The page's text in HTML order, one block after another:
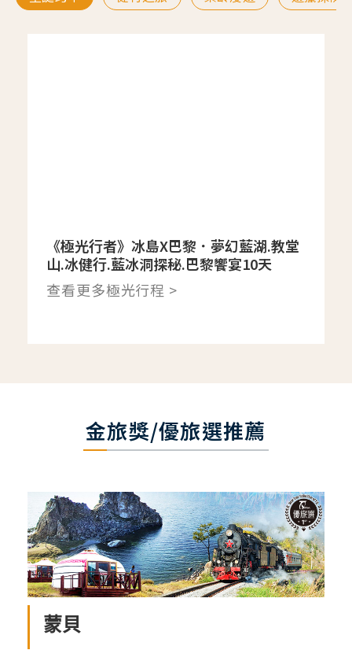
《極光行者》冰島X巴黎．夢幻藍湖.教堂
山.冰健行.藍冰洞探秘.巴黎饗宴10天
查看更多極光行程 >
金旅獎/優旅選推薦
蒙貝